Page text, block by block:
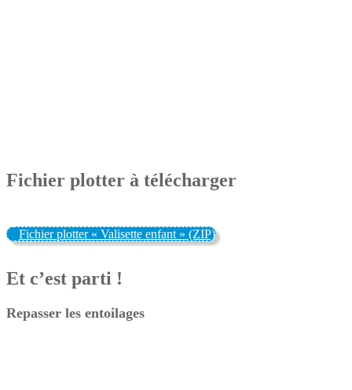
Fichier plotter à télécharger
Fichier plotter « Valisette enfant » (ZIP)
Et c’est parti !
Repasser les entoilages